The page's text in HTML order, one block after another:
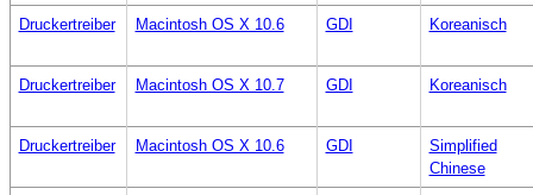
Druckertreiber Macintosh OS X 10.6 GDI Koreanisch
Druckertreiber Macintosh OS X 10.7 GDI Koreanisch
Druckertreiber Macintosh OS X 10.6 GDI
Simplified
Chinese